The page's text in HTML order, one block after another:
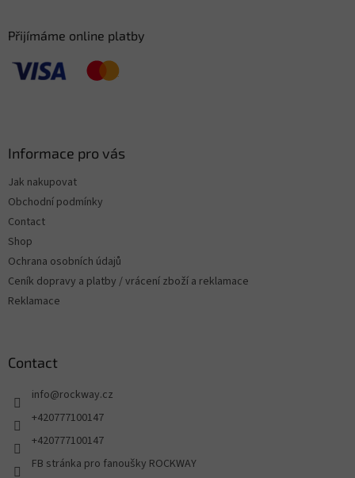
Přijímáme online platby
Informace pro vás
Jak nakupovat
Obchodní podmínky
Contact
Shop
Ochrana osobních údajů
Ceník dopravy a platby / vrácení zboží a reklamace
Reklamace
Contact
info@rockway.cz
+420777100147
+420777100147
FB stránka pro fanoušky ROCKWAY